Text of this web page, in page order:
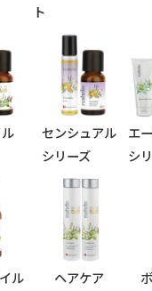
ト
センシュアル
シリーズ
エ
シ
ル ヘアケア